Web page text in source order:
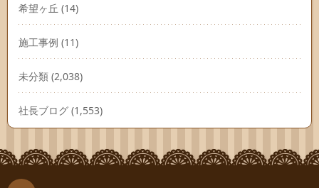
希望ヶ丘 (14)
施工事例 (11)
未分類 (2,038)
社長ブログ (1,553)